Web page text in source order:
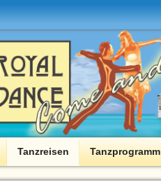
Tanzreisen Tanzprogramm